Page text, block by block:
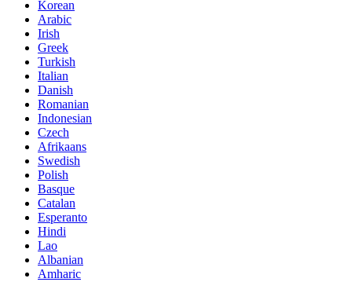
Korean
Arabic
Irish
Greek
Turkish
Italian
Danish
Romanian
Indonesian
Czech
Afrikaans
Swedish
Polish
Basque
Catalan
Esperanto
Hindi
Lao
Albanian
Amharic